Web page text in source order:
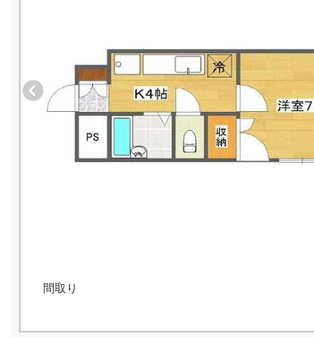
間取り